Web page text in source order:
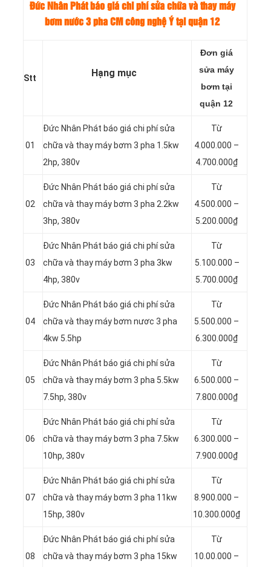
Đức Nhân Phát báo giá chi phí sửa chữa và thay máy
bơm nước 3 pha CM công nghệ Ý tại quận 12
Stt Hạng mục
Đơn giá
sửa máy
bơm tại
quận 12
01
Đức Nhân Phát báo giá chi phí sửa
chữa và thay máy bơm 3 pha 1.5kw
2hp, 380v
Từ
4.000.000 –
4.700.000₫
02
Đức Nhân Phát báo giá chi phí sửa
chữa và thay máy bơm 3 pha 2.2kw
3hp, 380v
Từ
4.500.000 –
5.200.000₫
03
Đức Nhân Phát báo giá chi phí sửa
chữa và thay máy bơm 3 pha 3kw
4hp, 380v
Từ
5.100.000 –
5.700.000₫
04
Đức Nhân Phát báo giá chi phí sửa
chữa và thay máy bơm nươc 3 pha
4kw 5.5hp
Từ
5.500.000 –
6.300.000₫
05
Đức Nhân Phát báo giá chi phí sửa
chữa và thay máy bơm 3 pha 5.5kw
7.5hp, 380v
Từ
6.500.000 –
7.800.000₫
06
Đức Nhân Phát báo giá chi phí sửa
chữa và thay máy bơm 3 pha 7.5kw
10hp, 380v
Từ
6.300.000 –
7.900.000₫
07
Đức Nhân Phát báo giá chi phí sửa
chữa và thay máy bơm 3 pha 11kw
15hp, 380v
Từ
8.900.000 –
10.300.000₫
08
Đức Nhân Phát báo giá chi phí sửa
chữa và thay máy bơm 3 pha 15kw
Từ
10.00.000 –